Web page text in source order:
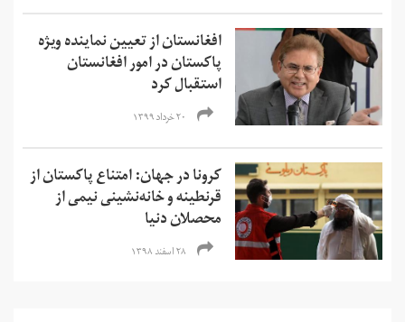
افغانستان از تعیین نماینده ویژه
پاکستان در امور افغانستان
استقبال کرد
۲۰ خرداد ۱۳۹۹
کرونا در جهان: امتناع پاکستان از
قرنطینه و خانه‌نشینی نیمی از
محصلان دنیا
۲۸ اسفند ۱۳۹۸